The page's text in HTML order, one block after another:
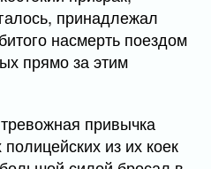
принадлежал
насмерть поездом
прямо за этим
привычка
из их коек